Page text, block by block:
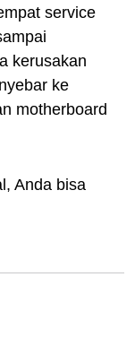
service
kerusakan
ke
motherboard
Anda bisa